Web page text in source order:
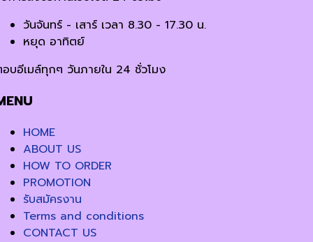
วันจันทร์ - เสาร์ เวลา 8.30 - 17.30 น.
หยุด อาทิตย์
บอีเมล์ทุกๆ วันภายใน 24 ชั่วโมง
HOME
ABOUT US
HOW TO ORDER
PROMOTION
รับสมัครงาน
Terms and conditions
CONTACT US